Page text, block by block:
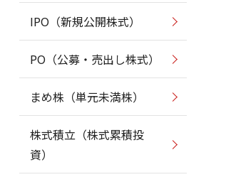
IPO（新規公開株式）
PO（公募・売出し株式）
まめ株（単元未満株）
株式積立（株式累積投
資）